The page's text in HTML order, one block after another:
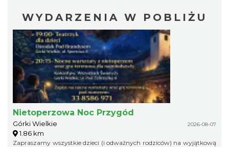
WYDARZENIA W POBLIŻU
Nietoperzowa Noc Przygód
Górki Wielkie 2026-08-07
1.86 km
Zapraszamy wszystkie dzieci (i odważnych rodziców) na wyjątkową